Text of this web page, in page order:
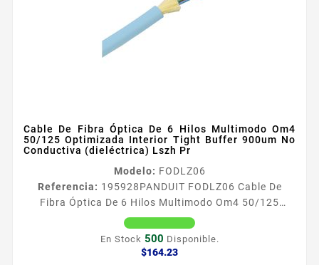
Cable De Fibra Óptica De 6 Hilos Multimodo Om4
50/125 Optimizada Interior Tight Buffer 900um No
Conductiva (dieléctrica) Lszh Pr
Modelo: FODLZ06
Referencia: 195928PANDUIT FODLZ06 Cable De
Fibra Óptica De 6 Hilos Multimodo Om4 50/125
Optimizada Interior Tight Buffer 900um No
Conductiva (dieléctrica) Lszh Pr Especificaciones
teacutecnicas Tight Buffer 900mum Revestimiento de
En Stock 500 Disponible.
$164.23Precio